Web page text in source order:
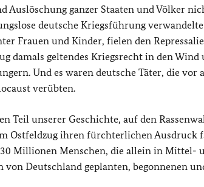
Auslöschung ganzer Staaten und Völker
deutsche Kriegsführung
Frauen und Kinder, fielen den
damals geltendes Kriegsrecht in den
Und es waren deutsche Täter, die
verübten.
Teil unserer Geschichte, auf den
Ostfeldzug ihren fürchterlichen Ausdruck
Millionen Menschen, die allein in Mittel-
von Deutschland geplanten, begonnenen